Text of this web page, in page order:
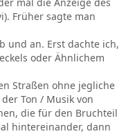
Früher sagte man
und an. Erst dachte ich,
oder Ähnlichem
Straßen ohne jegliche
Ton / Musik von
die für den Bruchteil
hintereinander, dann